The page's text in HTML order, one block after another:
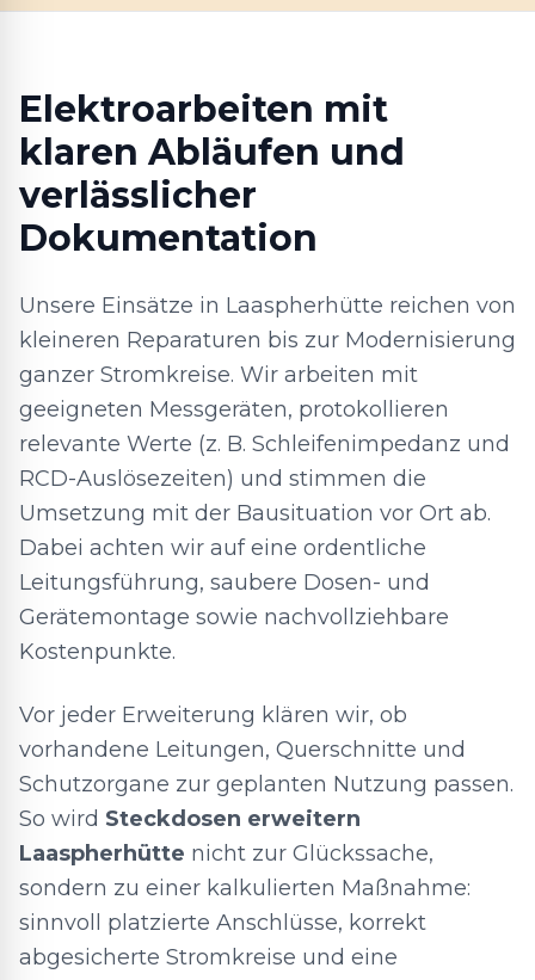
Elektroarbeiten mit
klaren Abläufen und
verlässlicher
Dokumentation
Unsere Einsätze in Laaspherhütte reichen von
kleineren Reparaturen bis zur Modernisierung
ganzer Stromkreise. Wir arbeiten mit
geeigneten Messgeräten, protokollieren
relevante Werte (z. B. Schleifenimpedanz und
RCD-Auslösezeiten) und stimmen die
Umsetzung mit der Bausituation vor Ort ab.
Dabei achten wir auf eine ordentliche
Leitungsführung, saubere Dosen- und
Gerätemontage sowie nachvollziehbare
Kostenpunkte.
Vor jeder Erweiterung klären wir, ob
vorhandene Leitungen, Querschnitte und
Schutzorgane zur geplanten Nutzung passen.
So wird Steckdosen erweitern
Laaspherhütte nicht zur Glückssache,
sondern zu einer kalkulierten Maßnahme:
sinnvoll platzierte Anschlüsse, korrekt
abgesicherte Stromkreise und eine